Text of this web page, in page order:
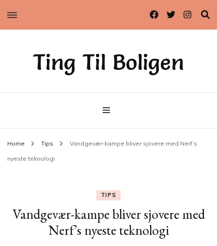
Ting Til Boligen
Home Tips Vandgevær-kampe bliver sjovere med Nerf’s
nyeste teknologi
TIPS
Vandgevær-kampe bliver sjovere med
Nerf’s nyeste teknologi